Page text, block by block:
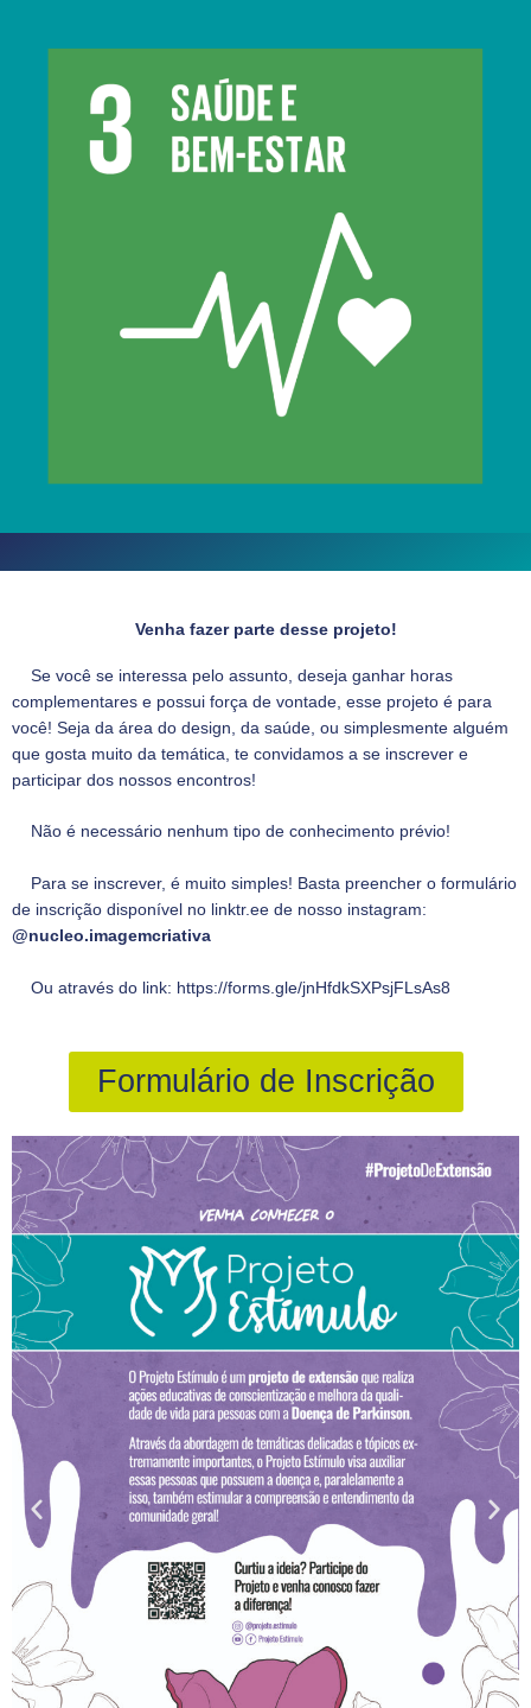
Venha fazer parte desse projeto!
Se você se interessa pelo assunto, deseja ganhar horas
complementares e possui força de vontade, esse projeto é para
você! Seja da área do design, da saúde, ou simplesmente alguém
que gosta muito da temática, te convidamos a se inscrever e
participar dos nossos encontros!
Não é necessário nenhum tipo de conhecimento prévio!
Para se inscrever, é muito simples! Basta preencher o formulário
de inscrição disponível no linktr.ee de nosso instagram:
@nucleo.imagemcriativa
Ou através do link: https://forms.gle/jnHfdkSXPsjFLsAs8
Formulário de Inscrição